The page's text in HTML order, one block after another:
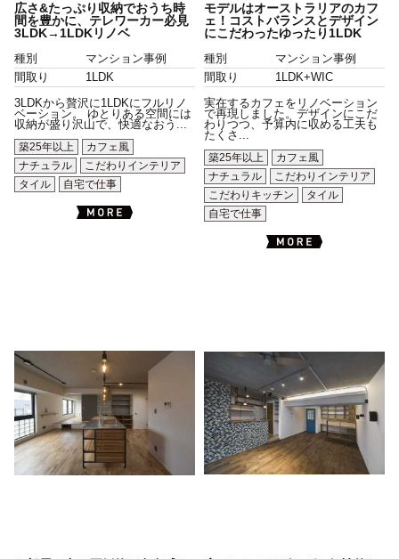
広さ&たっぷり収納でおうち時
間を豊かに、テレワーカー必見
3LDK→1LDKリノベ
種別
マンション事例
間取り
1LDK
3LDKから贅沢に1LDKにフルリノ
ベーション。 ゆとりある空間には
収納が盛り沢山で、快適なおう...
築25年以上
カフェ風
ナチュラル
こだわりインテリア
タイル
自宅で仕事
モデルはオーストラリアのカフ
ェ！コストバランスとデザイン
にこだわったゆったり1LDK
種別
マンション事例
間取り
1LDK+WIC
実在するカフェをリノベーション
で再現しました。デザインにこだ
わりつつ、予算内に収める工夫も
たくさ...
築25年以上
カフェ風
ナチュラル
こだわりインテリア
こだわりキッチン
タイル
自宅で仕事